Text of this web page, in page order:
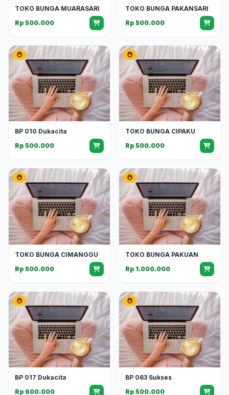
TOKO BUNGA MUARASARI
Rp 500.000
TOKO BUNGA PAKANSARI
Rp 500.000
BP 010 Dukacita
Rp 500.000
TOKO BUNGA CIPAKU
Rp 500.000
TOKO BUNGA CIMANGGU
Rp 500.000
TOKO BUNGA PAKUAN
Rp 1.000.000
BP 017 Dukacita
Rp 600.000
BP 063 Sukses
Rp 500.000